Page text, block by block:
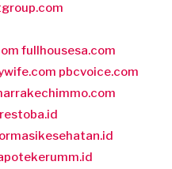
fullhousesa.com
pbcvoice.com